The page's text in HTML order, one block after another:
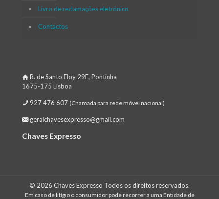
Livro de reclamações eletrónico
Contactos
R. de Santo Eloy 29E, Pontinha
1675-175 Lisboa
927 476 607 (Chamada para rede móvel nacional)
geralchavesexpresso@gmail.com
Chaves Expresso
© 2026 Chaves Expresso Todos os direitos reservados.
Em caso de litígio o consumidor pode recorrer a uma Entidade de